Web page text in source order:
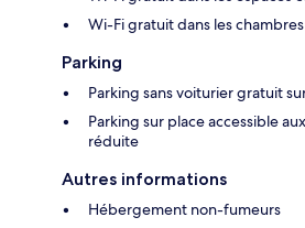
Wi-Fi gratuit dans les chambres
Parking
Parking sans voiturier gratuit
Parking sur place accessible
réduite
Autres informations
Hébergement non-fumeurs